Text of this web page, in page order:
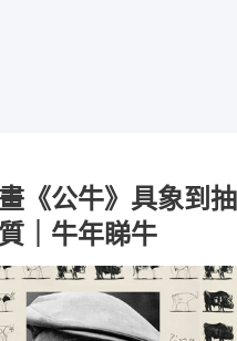
《公牛》具象到
｜牛年睇牛